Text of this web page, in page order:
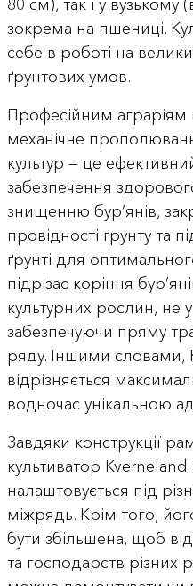
80 см), так і у вузькому
зокрема на пшениці.
себе в роботі на
ґрунтових умов.
Професійним
механічне
культур — це
забезпечення
знищенню бур’янів,
провідності ґрунту та
ґрунті для
підрізає коріння
культурних рослин, не
забезпечуючи пряму
ряду. Іншими словами,
відрізняється
водночас унікальною
Завдяки конструкції
культиватор
налаштовується під
міжрядь. Крім того,
бути збільшена, щоб
та господарств різних